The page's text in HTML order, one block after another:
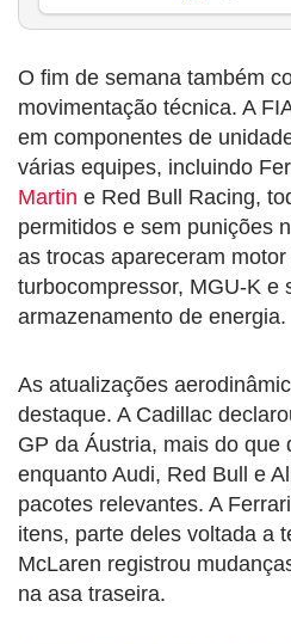
O fim de semana também
movimentação técnica. A
em componentes de
várias equipes, incluindo
Martin e Red Bull Racing,
permitidos e sem punições
as trocas apareceram
turbocompressor, MGU-K e
armazenamento de energia.
As atualizações
destaque. A Cadillac
GP da Áustria, mais do que
enquanto Audi, Red Bull e
pacotes relevantes. A
itens, parte deles voltada a
McLaren registrou
na asa traseira.